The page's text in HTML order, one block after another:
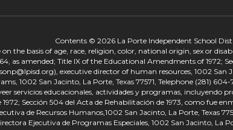
Contents © 2026 La Porte Independent School
the basis of age, race, religion, color, national origin, sex or
as amended; Title IX of the Educational Amendments of 1972;
executive director of human resources, 1002 San
1002 San Jacinto, La Porte, Texas 77571, Telephone (281)
servicios educacionales, actividades y programas, incluyendo
Sección 504 del Acta de Rehabilitación de 1973, como fue
de Recursos Humanos,1002 San Jacinto, La Porte, Texas
Ejecutiva de Programas Especiales, 1002 San Jacinto, La